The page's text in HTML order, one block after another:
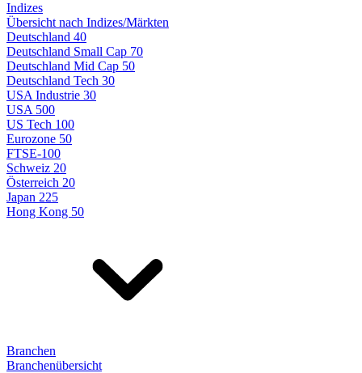
Indizes
Übersicht nach Indizes/Märkten
Deutschland 40
Deutschland Small Cap 70
Deutschland Mid Cap 50
Deutschland Tech 30
USA Industrie 30
USA 500
US Tech 100
Eurozone 50
FTSE-100
Schweiz 20
Österreich 20
Japan 225
Hong Kong 50
Branchen
Branchenübersicht